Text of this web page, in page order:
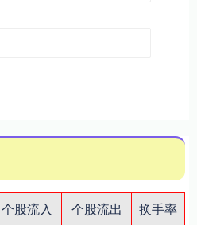
个股流入 个股流出
换手率